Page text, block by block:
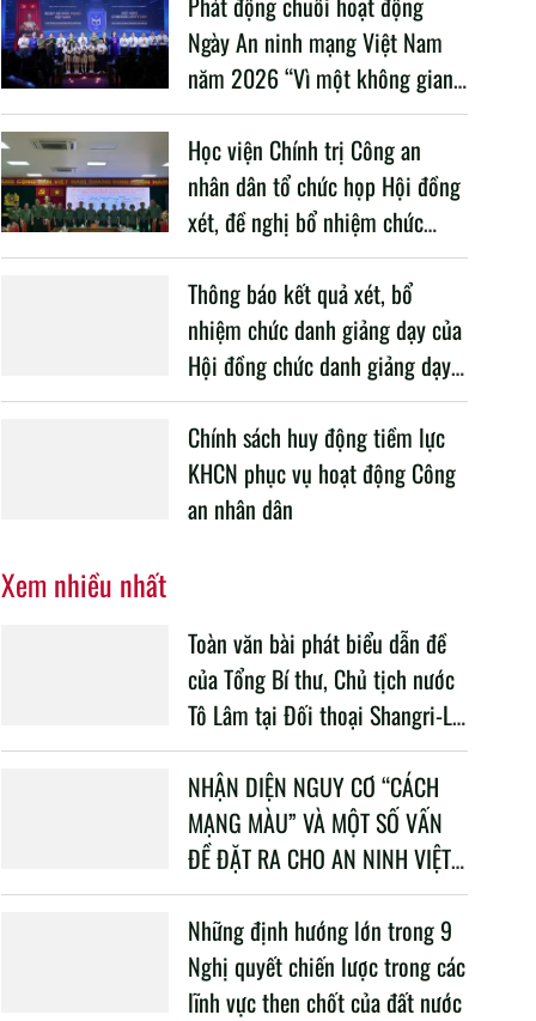
Ngày An ninh mạng Việt Nam
năm 2026 “Vì một không gian
mạng nhân văn cho mỗi người”
Học viện Chính trị Công an
nhân dân tổ chức họp Hội đồng
xét, đề nghị bổ nhiệm chức
danh giảng dạy năm học 2025
– 2026
Thông báo kết quả xét, bổ
nhiệm chức danh giảng dạy của
Hội đồng chức danh giảng dạy
Học viện, năm học 2025 -
2026
Chính sách huy động tiềm lực
KHCN phục vụ hoạt động Công
an nhân dân
Xem nhiều nhất
Toàn văn bài phát biểu dẫn đề
của Tổng Bí thư, Chủ tịch nước
Tô Lâm tại Đối thoại Shangri-La
lần thứ 23
NHẬN DIỆN NGUY CƠ “CÁCH
MẠNG MÀU” VÀ MỘT SỐ VẤN
ĐỀ ĐẶT RA CHO AN NINH VIỆT
NAM TRONG BỐI CẢNH HIỆN
NAY
Những định hướng lớn trong 9
Nghị quyết chiến lược trong các
lĩnh vực then chốt của đất nước